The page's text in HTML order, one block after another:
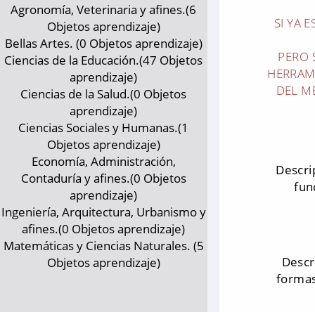
Agronomía, Veterinaria y afines.(6
Objetos aprendizaje)
Bellas Artes. (0 Objetos aprendizaje)
Ciencias de la Educación.(47 Objetos
aprendizaje)
Ciencias de la Salud.(0 Objetos
aprendizaje)
Ciencias Sociales y Humanas.(1
Objetos aprendizaje)
Economía, Administración,
Contaduría y afines.(0 Objetos
aprendizaje)
Ingeniería, Arquitectura, Urbanismo y
afines.(0 Objetos aprendizaje)
Matemáticas y Ciencias Naturales. (5
Objetos aprendizaje)
SI YA
PERO
DEL